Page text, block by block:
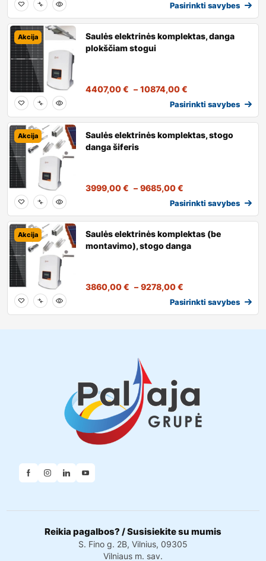
Pasirinkti savybes
Akcija
Saulės elektrinės komplektas, danga
plokščiam stogui
4407,00€ – 10874,00€
Pasirinkti savybes
Akcija
Saulės elektrinės komplektas, stogo
danga šiferis
3999,00€ – 9685,00€
Pasirinkti savybes
Akcija
Saulės elektrinės komplektas (be
montavimo), stogo danga
3860,00€ – 9278,00€
Pasirinkti savybes
Reikia pagalbos? / Susisiekite su mumis
S. Fino g. 2B, Vilnius, 09305
Vilniaus m. sav.